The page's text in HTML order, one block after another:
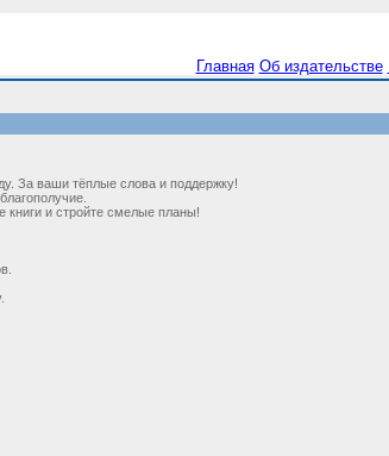
Главная Об издательстве
За ваши тёплые слова и поддержку!
книги и стройте смелые планы!